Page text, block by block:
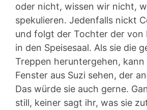
oder nicht, wissen wir nicht,
spekulieren. Jedenfalls nickt
und folgt der Tochter der von
in den Speisesaal. Als sie die
Treppen heruntergehen, kann
Fenster aus Suzi sehen, der
Das würde sie auch gerne.
still, keiner sagt ihr, was sie